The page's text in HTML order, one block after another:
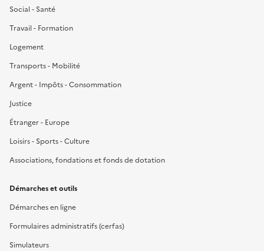
Social - Santé
Travail - Formation
Logement
Transports - Mobilité
Argent - Impôts - Consommation
Justice
Étranger - Europe
Loisirs - Sports - Culture
Associations, fondations et fonds de dotation
Démarches et outils
Démarches en ligne
Formulaires administratifs (cerfas)
Simulateurs